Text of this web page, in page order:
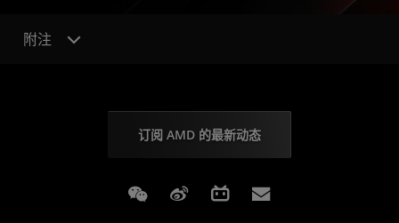
附注
订阅 AMD 的最新动态
Weixin Weibo Bilibili